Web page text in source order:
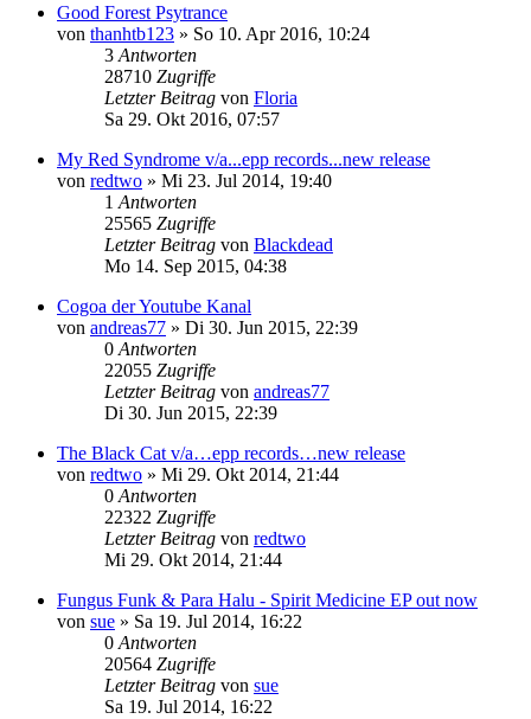
Good Forest Psytrance
von thanhtb123 » So 10. Apr 2016, 10:24
3 Antworten
28710 Zugriffe
Letzter Beitrag von Floria
Sa 29. Okt 2016, 07:57
My Red Syndrome v/a...epp records...new release
von redtwo » Mi 23. Jul 2014, 19:40
1 Antworten
25565 Zugriffe
Letzter Beitrag von Blackdead
Mo 14. Sep 2015, 04:38
Cogoa der Youtube Kanal
von andreas77 » Di 30. Jun 2015, 22:39
0 Antworten
22055 Zugriffe
Letzter Beitrag von andreas77
Di 30. Jun 2015, 22:39
The Black Cat v/a…epp records…new release
von redtwo » Mi 29. Okt 2014, 21:44
0 Antworten
22322 Zugriffe
Letzter Beitrag von redtwo
Mi 29. Okt 2014, 21:44
Fungus Funk & Para Halu - Spirit Medicine EP out now
von sue » Sa 19. Jul 2014, 16:22
0 Antworten
20564 Zugriffe
Letzter Beitrag von sue
Sa 19. Jul 2014, 16:22